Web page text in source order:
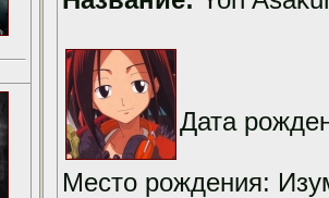
Дата
Место рождения: